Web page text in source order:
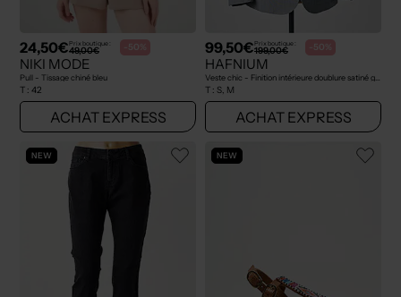
24,50€Prix boutique :
49,00€ -50%
NIKI MODE
Pull - Tissage chiné bleu
T : 42
ACHAT EXPRESS
99,50€Prix boutique :
199,00€ -50%
HAFNIUM
T : S, M
ACHAT EXPRESS
NEW NEW